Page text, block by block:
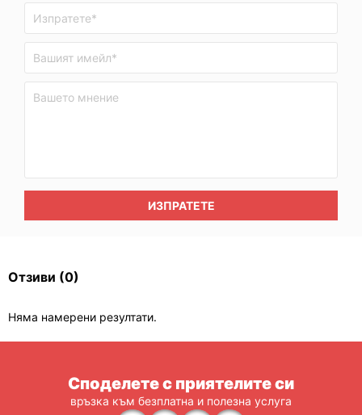
ИЗПРАТЕТЕ
Отзиви (0)
Няма намерени резултати.
Споделете с приятелите си
връзка към безплатна и полезна услуга